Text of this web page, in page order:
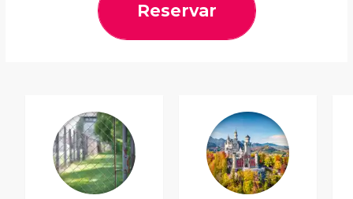
Reservar